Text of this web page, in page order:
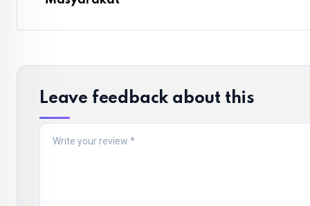
Leave feedback about this